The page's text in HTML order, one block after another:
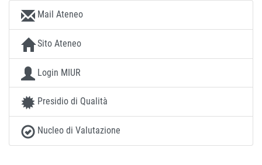
Mail Ateneo
Sito Ateneo
Login MIUR
Presidio di Qualità
Nucleo di Valutazione